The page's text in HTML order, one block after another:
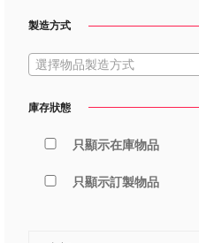
製造方式
選擇物品製造方式
庫存狀態
只顯示在庫物品
只顯示訂製物品